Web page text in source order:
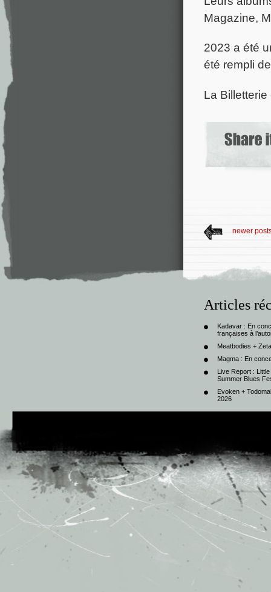
Magazine,
2023 a été
été rempli
La
newer
Articles
Kadavar : En
françaises à
Meatbodies +
Magma : En
Live Report :
Summer Blues
Evoken +
2026